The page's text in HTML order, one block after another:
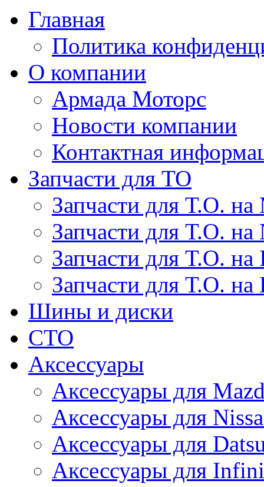
Главная
Политика
О компании
Армада Моторс
Новости компании
Контактная
Запчасти для ТО
Запчасти для Т.О. на
Запчасти для Т.О. на
Запчасти для Т.О.
Запчасти для Т.О. на
Шины и диски
СТО
Аксессуары
Аксессуары для
Аксессуары для
Аксессуары для
Аксессуары для